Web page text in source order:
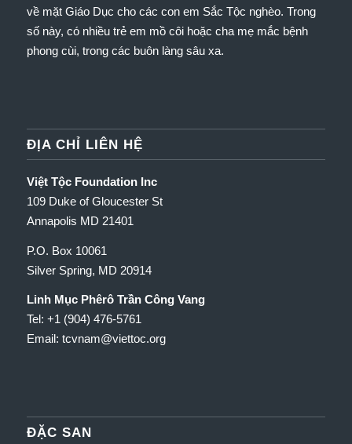
về mặt Giáo Dục cho các con em Sắc Tộc nghèo. Trong
số này, có nhiều trẻ em mồ côi hoặc cha mẹ mắc bệnh
phong cùi, trong các buôn làng sâu xa.
ĐỊA CHỈ LIÊN HỆ
Việt Tộc Foundation Inc
109 Duke of Gloucester St
Annapolis MD 21401
P.O. Box 10061
Silver Spring, MD 20914
Linh Mục Phêrô Trần Công Vang
Tel: +1 (904) 476-5761
Email: tcvnam@viettoc.org
ĐẶC SAN